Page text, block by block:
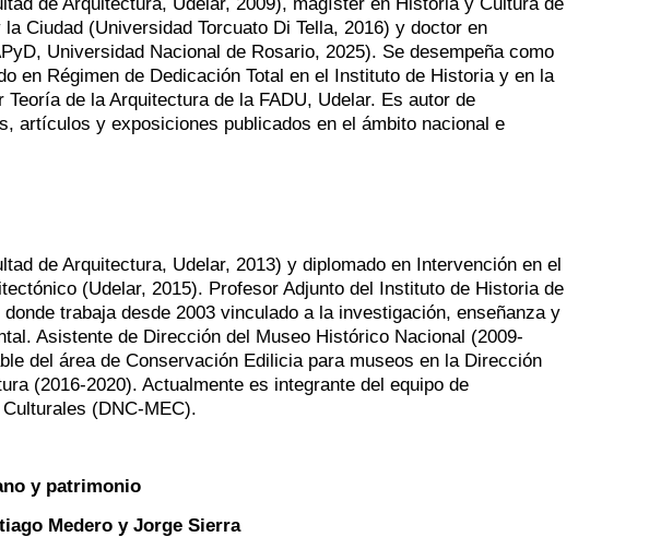
Ciudad (Universidad Torcuato Di Tella, 2016) y doctor en
Universidad Nacional de Rosario, 2025). Se desempeña como
en Régimen de Dedicación Total en el Instituto de Historia y en la
Teoría de la Arquitectura de la FADU, Udelar. Es autor de
artículos y exposiciones publicados en el ámbito nacional e
de Arquitectura, Udelar, 2013) y diplomado en Intervención en el
(Udelar, 2015). Profesor Adjunto del Instituto de Historia de
donde trabaja desde 2003 vinculado a la investigación, enseñanza y
Asistente de Dirección del Museo Histórico Nacional (2009-
del área de Conservación Edilicia para museos en la Dirección
(2016-2020). Actualmente es integrante del equipo de
(DNC-MEC).
y patrimonio
Medero y Jorge Sierra